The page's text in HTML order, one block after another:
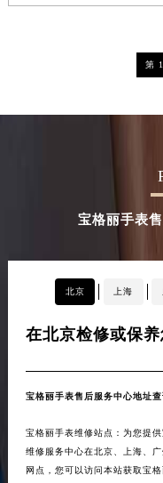
第
宝格丽手表
北京 上海
在北京检修或保
宝格丽手表售后服务中心地址查
宝格丽手表维修站点：为您提
维修服务中心在北京、上海、
网点，您可以访问本站获取宝